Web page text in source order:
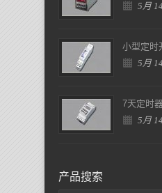
5月
小型定时
5月
7天定时
5月
产品搜索